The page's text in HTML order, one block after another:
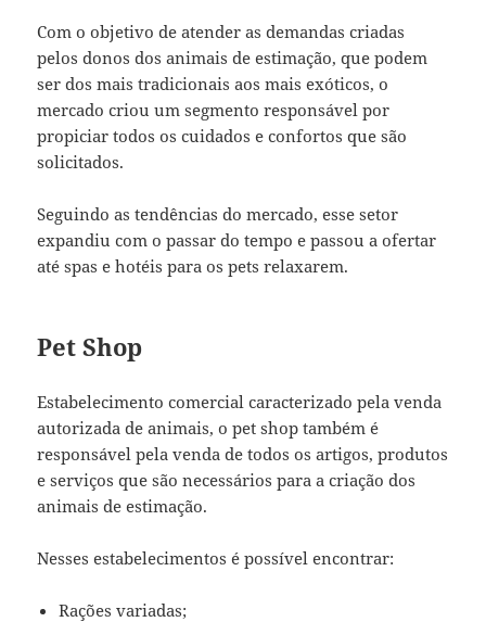
Com o objetivo de atender as demandas criadas
pelos donos dos animais de estimação, que podem
ser dos mais tradicionais aos mais exóticos, o
mercado criou um segmento responsável por
propiciar todos os cuidados e confortos que são
solicitados.
Seguindo as tendências do mercado, esse setor
expandiu com o passar do tempo e passou a ofertar
até spas e hotéis para os pets relaxarem.
Pet Shop
Estabelecimento comercial caracterizado pela venda
autorizada de animais, o pet shop também é
responsável pela venda de todos os artigos, produtos
e serviços que são necessários para a criação dos
animais de estimação.
Nesses estabelecimentos é possível encontrar:
Rações variadas;